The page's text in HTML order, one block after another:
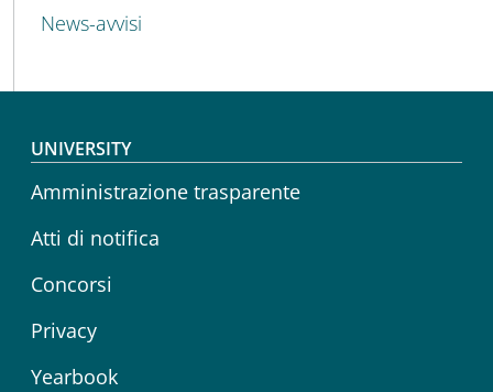
MENU CEV SECOND NAVIGATION
News-avvisi
Footer menu
UNIVERSITY
Amministrazione trasparente
Atti di notifica
Concorsi
Privacy
Yearbook